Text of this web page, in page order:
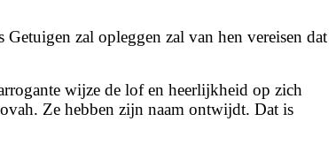
zal opleggen zal van hen vereisen dat
wijze de lof en heerlijkheid op zich
Ze hebben zijn naam ontwijdt. Dat is